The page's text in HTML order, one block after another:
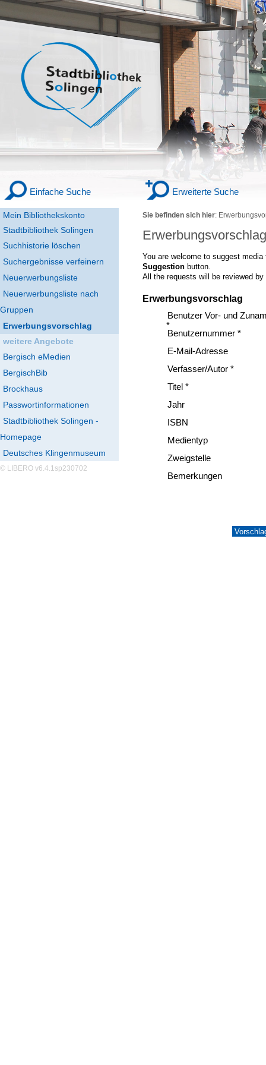
Mein Bibliothekskonto
Stadtbibliothek Solingen
Einfache Suche Erweiterte Suche
Suchhistorie löschen
Suchergebnisse verfeinern
Neuerwerbungsliste
Neuerwerbungsliste nach
Gruppen
Erwerbungsvorschlag
weitere Angebote
Bergisch eMedien
BergischBib
Brockhaus
Passwortinformationen
Stadtbibliothek Solingen -
Homepage
Deutsches Klingenmuseum
© LIBERO v6.4.1sp230702
Sie befinden sich hier:
Erwerbungsvorschlag
You are welcome to suggest
Suggestion button.
All the requests will be reviewed
Erwerbungsvorschlag
Benutzer Vor- und
*
Benutzernummer *
E-Mail-Adresse
Verfasser/Autor *
Titel *
Jahr
ISBN
Medientyp
Zweigstelle
Bemerkungen